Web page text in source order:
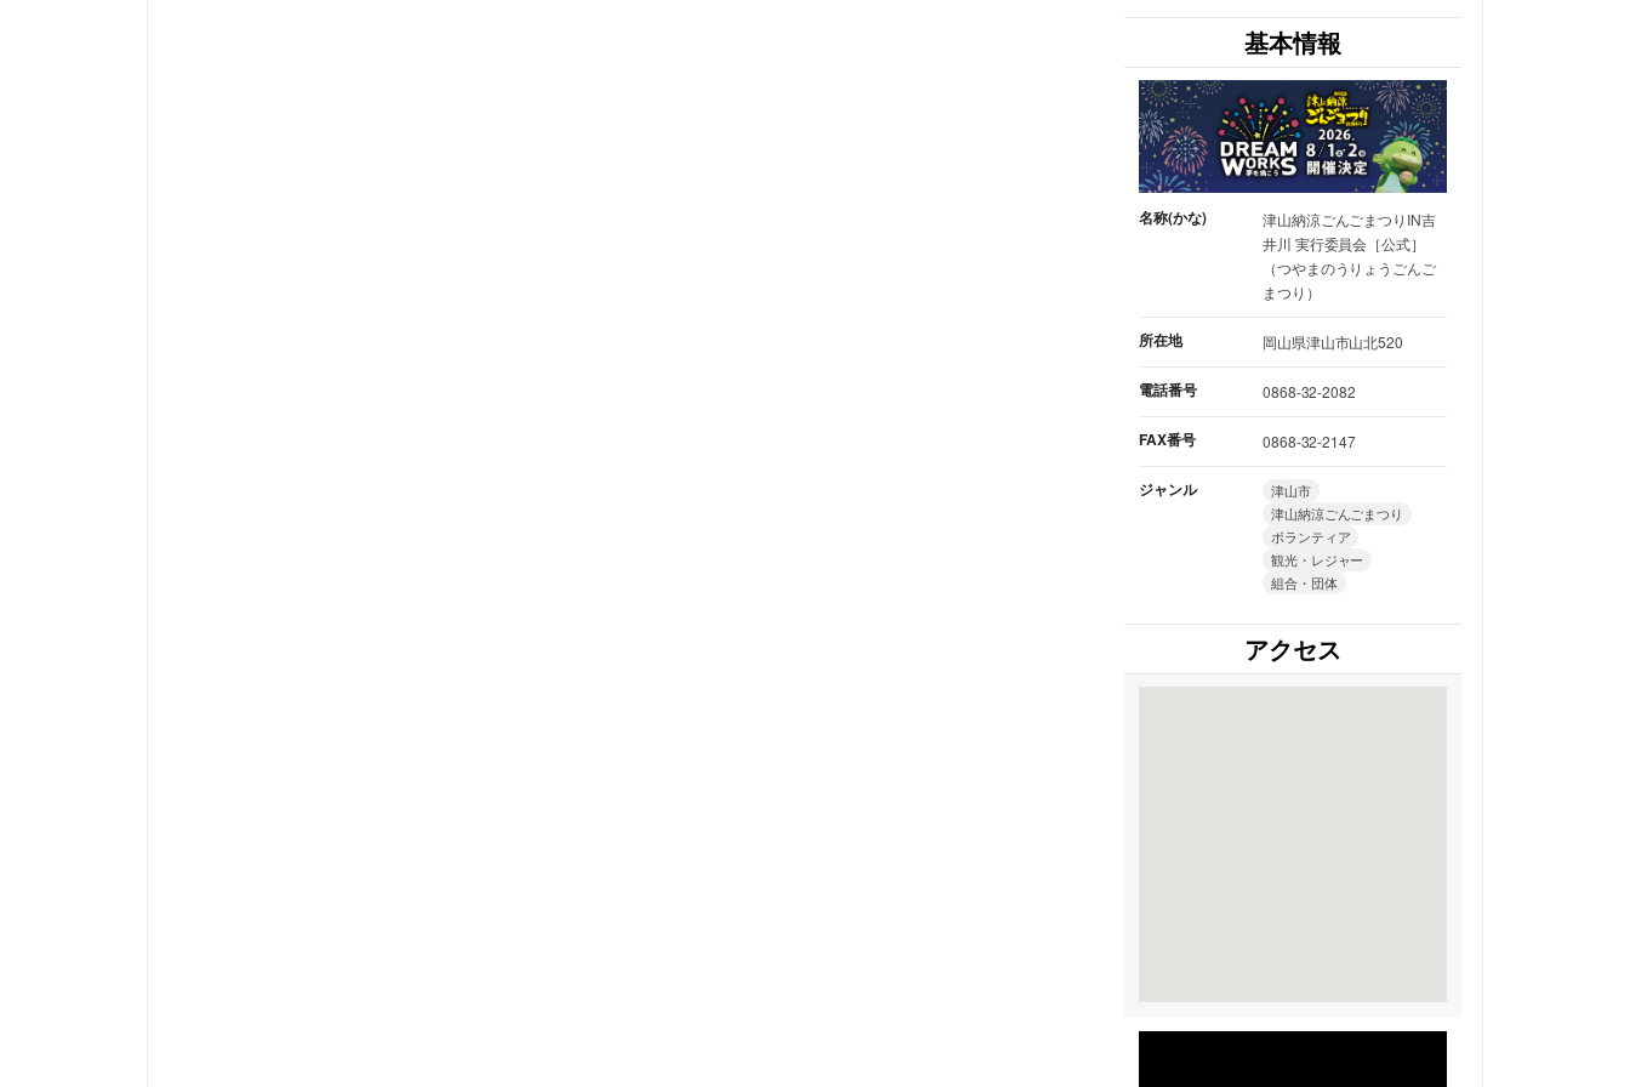
基本情報
名称(かな)
津山納涼ごんごまつりIN吉
井川 実行委員会［公式］
（つやまのうりょうごんご
まつり）
所在地 岡山県津山市山北520
電話番号 0868-32-2082
FAX番号 0868-32-2147
ジャンル
津山市
津山納涼ごんごまつり
ボランティア
観光・レジャー
組合・団体
アクセス